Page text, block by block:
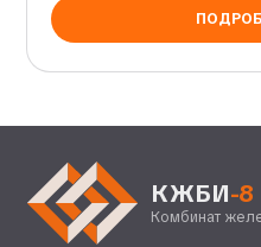
КЖБИ-8
Комбинат